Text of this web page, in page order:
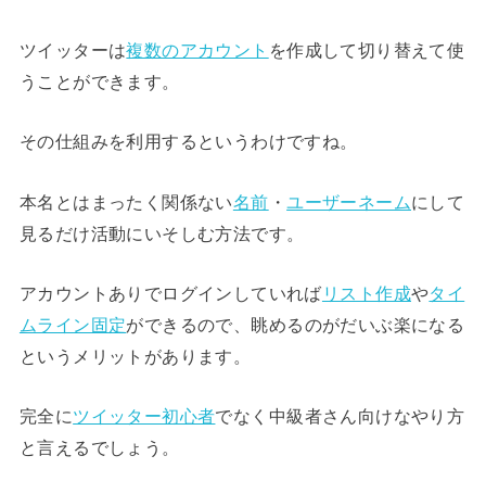
ツイッターは複数のアカウント を作成して切り替えて使
うことができます。
その仕組みを利用するというわけですね。
本名とはまったく関係ない名前 ・ユーザーネームにして
見るだけ活動にいそしむ方法です。
アカウントありでログインしていれば リスト作成やタイ
ムライン固定ができるので、眺めるのがだいぶ楽になる
というメリットがあります。
完全にツイッター初心者でなく中級者さん向けなやり方
と言えるでしょう。